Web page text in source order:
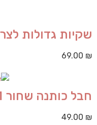
שקיות גדולות לצרכים 400
69.00 ₪
חבל כותנה שחור 1 יחידות
49.00 ₪